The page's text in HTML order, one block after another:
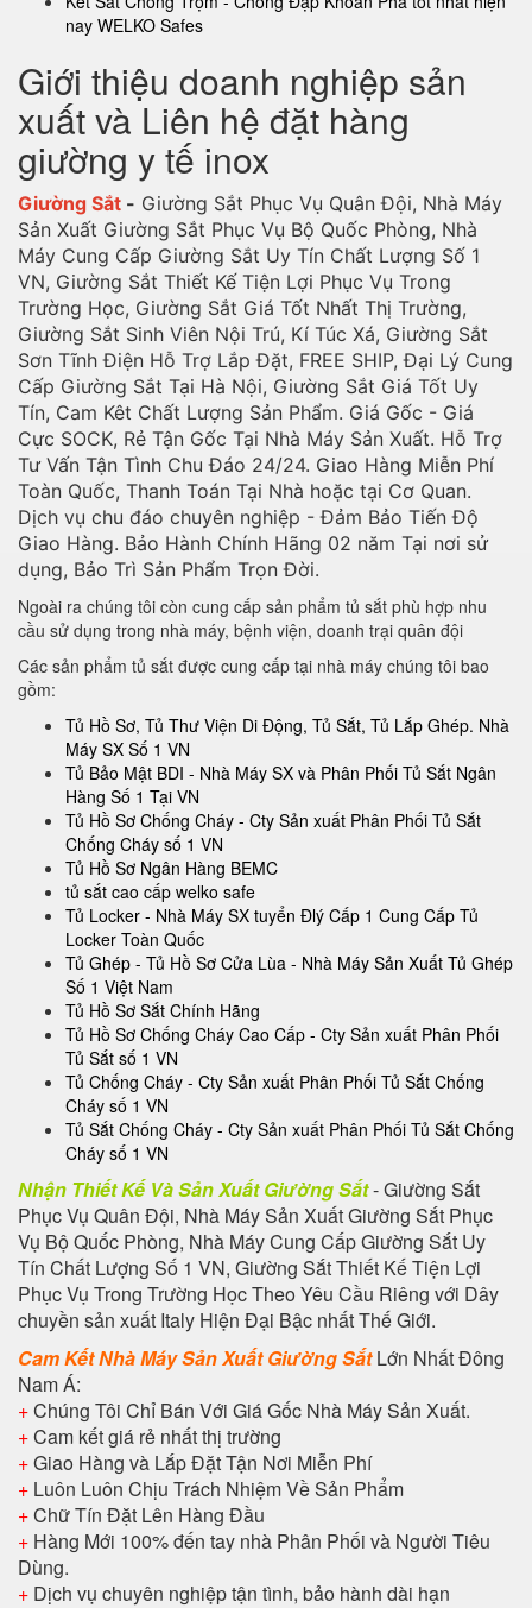
nay WELKO Safes
Giới thiệu doanh nghiệp sản
xuất và Liên hệ đặt hàng
giường y tế inox
Giường Sắt - Giường Sắt Phục Vụ Quân Đội, Nhà Máy
Sản Xuất Giường Sắt Phục Vụ Bộ Quốc Phòng, Nhà
Máy Cung Cấp Giường Sắt Uy Tín Chất Lượng Số 1
VN, Giường Sắt Thiết Kế Tiện Lợi Phục Vụ Trong
Trường Học, Giường Sắt Giá Tốt Nhất Thị Trường,
Giường Sắt Sinh Viên Nội Trú, Kí Túc Xá, Giường Sắt
Sơn Tĩnh Điện Hỗ Trợ Lắp Đặt, FREE SHIP, Đại Lý Cung
Cấp Giường Sắt Tại Hà Nội, Giường Sắt Giá Tốt Uy
Tín, Cam Kêt Chất Lượng Sản Phẩm. Giá Gốc - Giá
Cực SOCK, Rẻ Tận Gốc Tại Nhà Máy Sản Xuất. Hỗ Trợ
Tư Vấn Tận Tình Chu Đáo 24/24. Giao Hàng Miễn Phí
Toàn Quốc, Thanh Toán Tại Nhà hoặc tại Cơ Quan.
Dịch vụ chu đáo chuyên nghiệp - Đảm Bảo Tiến Độ
Giao Hàng. Bảo Hành Chính Hãng 02 năm Tại nơi sử
dụng, Bảo Trì Sản Phẩm Trọn Đời.
Ngoài ra chúng tôi còn cung cấp sản phẩm tủ sắt phù hợp nhu
cầu sử dụng trong nhà máy, bệnh viện, doanh trại quân đội
Các sản phẩm tủ sắt được cung cấp tại nhà máy chúng tôi bao
gồm:
Tủ Hồ Sơ, Tủ Thư Viện Di Động, Tủ Sắt, Tủ Lắp Ghép. Nhà
Máy SX Số 1 VN
Tủ Bảo Mật BDI - Nhà Máy SX và Phân Phối Tủ Sắt Ngân
Hàng Số 1 Tại VN
Tủ Hồ Sơ Chống Cháy - Cty Sản xuất Phân Phối Tủ Sắt
Chống Cháy số 1 VN
Tủ Hồ Sơ Ngân Hàng BEMC
tủ sắt cao cấp welko safe
Tủ Locker - Nhà Máy SX tuyển Đlý Cấp 1 Cung Cấp Tủ
Locker Toàn Quốc
Tủ Ghép - Tủ Hồ Sơ Cửa Lùa - Nhà Máy Sản Xuất Tủ Ghép
Số 1 Việt Nam
Tủ Hồ Sơ Sắt Chính Hãng
Tủ Hồ Sơ Chống Cháy Cao Cấp - Cty Sản xuất Phân Phối
Tủ Sắt số 1 VN
Tủ Chống Cháy - Cty Sản xuất Phân Phối Tủ Sắt Chống
Cháy số 1 VN
Tủ Sắt Chống Cháy - Cty Sản xuất Phân Phối Tủ Sắt Chống
Cháy số 1 VN
Nhận Thiết Kế Và Sản Xuất Giường Sắt- Giường Sắt
Phục Vụ Quân Đội, Nhà Máy Sản Xuất Giường Sắt Phục
Vụ Bộ Quốc Phòng, Nhà Máy Cung Cấp Giường Sắt Uy
Tín Chất Lượng Số 1 VN, Giường Sắt Thiết Kế Tiện Lợi
Phục Vụ Trong Trường Học Theo Yêu Cầu Riêng với Dây
chuyền sản xuất Italy Hiện Đại Bậc nhất Thế Giới.
Cam Kết Nhà Máy Sản Xuất Giường SắtLớn Nhất Đông
Nam Á:
+Chúng Tôi Chỉ Bán Với Giá Gốc Nhà Máy Sản Xuất.
+Cam kết giá rẻ nhất thị trường
+Giao Hàng và Lắp Đặt Tận Nơi Miễn Phí
+ Luôn Luôn Chịu Trách Nhiệm Về Sản Phẩm
+Chữ Tín Đặt Lên Hàng Đầu
+ Hàng Mới 100% đến tay nhà Phân Phối và Người Tiêu
Dùng.
+ Dịch vụ chuyên nghiệp tận tình, bảo hành dài hạn